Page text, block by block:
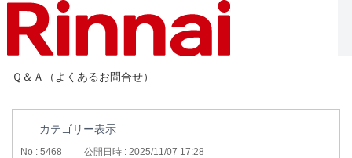
Ｑ＆Ａ（よくあるお問合せ）
カテゴリー表示
No : 5468 公開日時 : 2025/11/07 17:28